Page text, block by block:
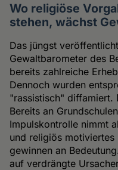
Wo religiöse
stehen, wächst
Das jüngst
Gewaltbarometer des
bereits zahlreiche
Dennoch wurden
"rassistisch" diffamiert.
Bereits an
Impulskontrolle nimmt
und religiös
gewinnen an
auf verdrängte